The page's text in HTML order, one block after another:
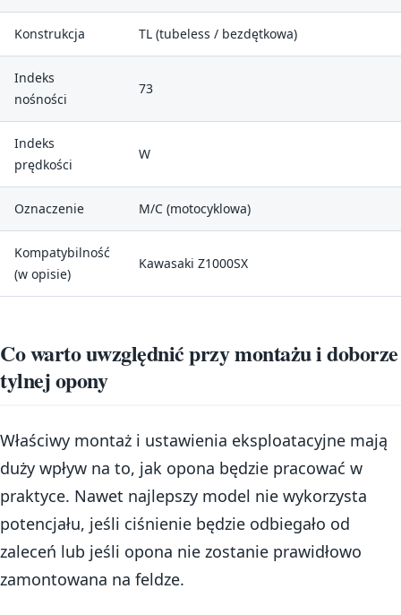
Konstrukcja TL (tubeless / bezdętkowa)
Indeks
nośności
73
Indeks
prędkości
W
Oznaczenie M/C (motocyklowa)
Kompatybilność
(w opisie)
Kawasaki Z1000SX
Co warto uwzględnić przy montażu i doborze
tylnej opony
Właściwy montaż i ustawienia eksploatacyjne mają
duży wpływ na to, jak opona będzie pracować w
praktyce. Nawet najlepszy model nie wykorzysta
potencjału, jeśli ciśnienie będzie odbiegało od
zaleceń lub jeśli opona nie zostanie prawidłowo
zamontowana na feldze.